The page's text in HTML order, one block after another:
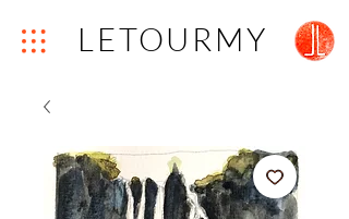
LETOURMY